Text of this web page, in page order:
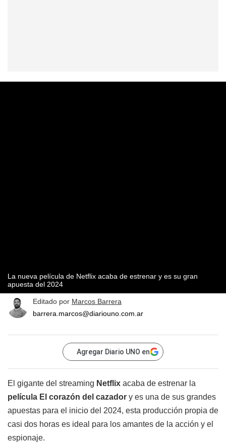
La nueva película de Netflix acaba de estrenar y es su gran
apuesta del 2024
Editado por Marcos Barrera
barrera.marcos@diariouno.com.ar
Agregar Diario UNO en
El gigante del streaming Netflix acaba de estrenar la
película El corazón del cazador y es una de sus grandes
apuestas para el inicio del 2024, esta producción propia de
casi dos horas es ideal para los amantes de la acción y el
espionaje.